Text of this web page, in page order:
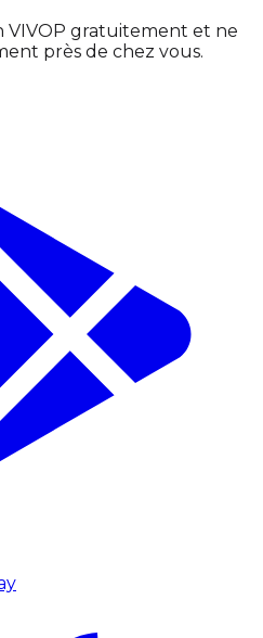
VIVOP gratuitement et ne
près de chez vous.